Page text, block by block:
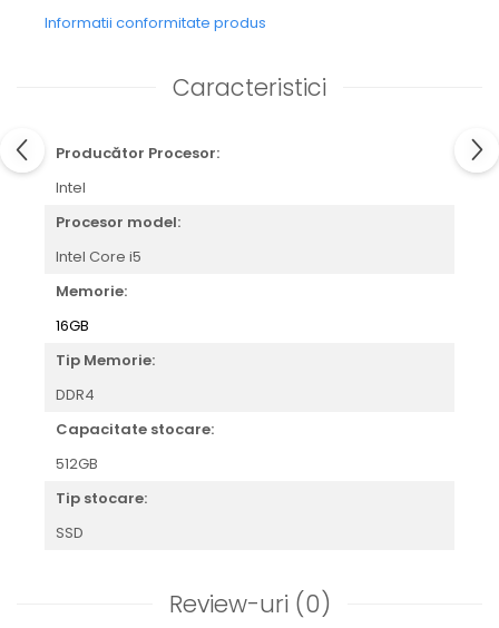
Informatii conformitate produs
Caracteristici
Producător Procesor:
Intel
Procesor model:
Intel Core i5
Memorie:
16GB
Tip Memorie:
DDR4
Capacitate stocare:
512GB
Tip stocare:
SSD
Review-uri (0)